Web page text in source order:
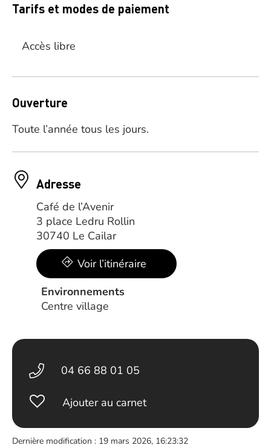
Tarifs et modes de paiement
Accès libre
Ouverture
Toute l’année tous les jours.
Adresse
Café de l’Avenir
3 place Ledru Rollin
30740 Le Cailar
Voir l’itinéraire
Environnements
Centre village
04 66 88 01 05
Ajouter au carnet
Dernière modification : 19 mars 2026, 16:23:32